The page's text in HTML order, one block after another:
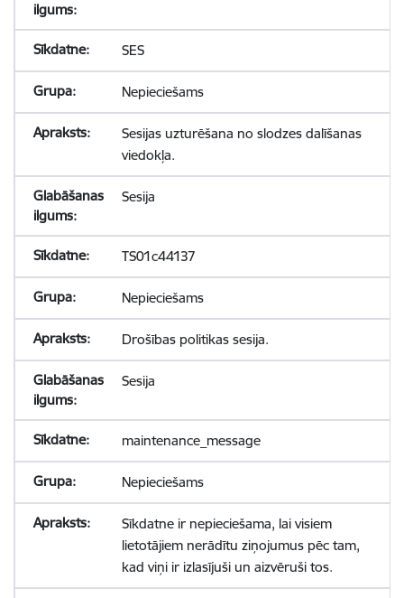
SES
Nepieciešams
Sesijas uzturēšana no slodzes dalīšanas
viedokļa.
Sesija
TS01c44137
Nepieciešams
Drošības politikas sesija.
Sesija
maintenance_message
Nepieciešams
Sīkdatne ir nepieciešama, lai visiem
lietotājiem nerādītu ziņojumus pēc tam,
kad viņi ir izlasījuši un aizvēruši tos.